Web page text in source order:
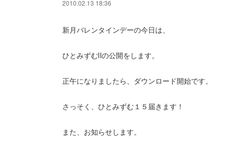
2010.02.13 18:36
新月バレンタインデーの今日は、
ひとみずむⅡの公開をします。
正午になりましたら、ダウンロード開始です。
さっそく、ひとみずむ１５届きます！
また、お知らせします。